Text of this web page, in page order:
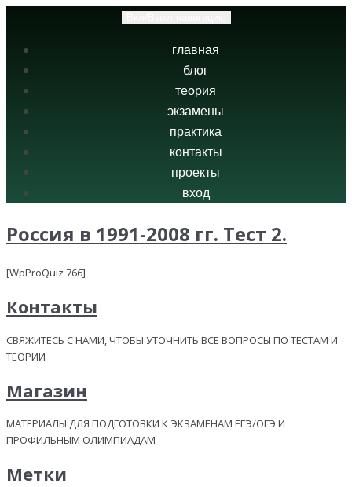
главная
блог
теория
экзамены
практика
контакты
проекты
вход
Россия в 1991-2008 гг. Тест 2.
[WpProQuiz 766]
Контакты
СВЯЖИТЕСЬ С НАМИ, ЧТОБЫ УТОЧНИТЬ ВСЕ ВОПРОСЫ ПО ТЕСТАМ И
ТЕОРИИ
Магазин
МАТЕРИАЛЫ ДЛЯ ПОДГОТОВКИ К ЭКЗАМЕНАМ ЕГЭ/ОГЭ И
ПРОФИЛЬНЫМ ОЛИМПИАДАМ
Метки